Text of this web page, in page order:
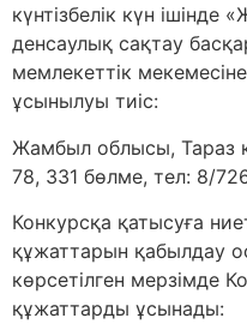
күнтізбелік күн ішінде
денсаулық сақтау
мемлекеттік
ұсынылуы тиіс:
Жамбыл облысы, Тараз
78, 331 бөлме, тел: 8/
Конкурсқа қатысуға
құжаттарын қабылдау
көрсетілген мерзімде
құжаттарды ұсынады: